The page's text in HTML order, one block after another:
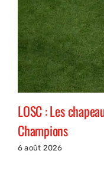
LOSC : Les
Champions
6 août 2026